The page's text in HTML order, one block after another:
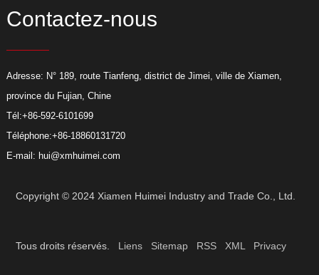
Contactez-nous
Adresse: N° 189, route Tianfeng, district de Jimei, ville de Xiamen,
province du Fujian, Chine
Tél:+86-592-6101699
Téléphone:+86-18860131720
E-mail: hui@xmhuimei.com
Copyright © 2024 Xiamen Huimei Industry and Trade Co., Ltd.
Tous droits réservés. Liens Sitemap RSS XML Privacy